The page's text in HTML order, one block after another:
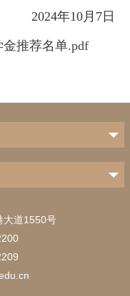
2024年10月7日
推荐名单.pdf
大道1550号